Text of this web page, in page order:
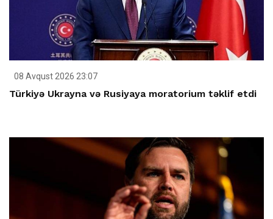
08 Avqust 2026 23:07
Türkiyə Ukrayna və Rusiyaya moratorium təklif etdi